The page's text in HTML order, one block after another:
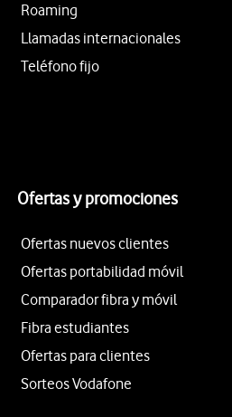
Roaming
Llamadas internacionales
Teléfono fijo
Ofertas y promociones
Ofertas nuevos clientes
Ofertas portabilidad móvil
Comparador fibra y móvil
Fibra estudiantes
Ofertas para clientes
Sorteos Vodafone